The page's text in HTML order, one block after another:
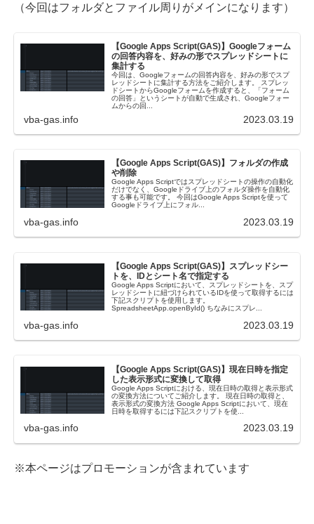
（今回はフォルダとファイル周りがメインになります）
【Google Apps Script(GAS)】Googleフォーム
の回答内容を、好みの形でスプレッドシートに
集計する
今回は、Googleフォームの回答内容を、好みの形でスプ
レッドシートに集計する方法をご紹介します。 スプレッ
ドシートからGoogleフォームを作成すると、「フォーム
の回答」というシートが自動で生成され、Googleフォー
ムからの回...
vba-gas.info 2023.03.19
【Google Apps Script(GAS)】フォルダの作成
や削除
Google Apps Scriptではスプレッドシートの操作の自動化
だけでなく、Googleドライブ上のフォルダ操作を自動化
する事も可能です。 今回はGoogle Apps Scriptを使って
Googleドライブ上にフォル...
vba-gas.info 2023.03.19
【Google Apps Script(GAS)】スプレッドシー
トを、IDとシート名で指定する
Google Apps Scriptにおいて、スプレッドシートを、スプ
レッドシートに紐づけられているIDを使って取得するには
下記スクリプトを使用します。
SpreadsheetApp.openById() ちなみにスプレ...
vba-gas.info 2023.03.19
【Google Apps Script(GAS)】現在日時を指定
した表示形式に変換して取得
Google Apps Scriptにおける、現在日時の取得と表示形式
の変換方法についてご紹介します。 現在日時の取得と、
表示形式の変換方法 Google Apps Scriptにおいて、現在
日時を取得するには下記スクリプトを使...
vba-gas.info 2023.03.19
※本ページはプロモーションが含まれています